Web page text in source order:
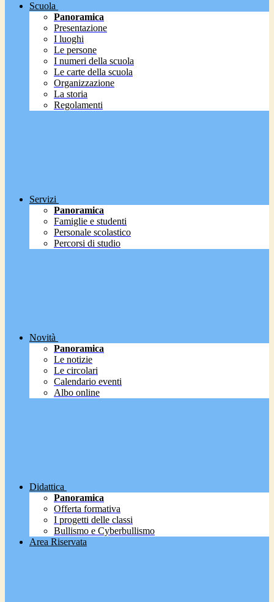
Scuola
Panoramica
Presentazione
I luoghi
Le persone
I numeri della scuola
Le carte della scuola
Organizzazione
La storia
Regolamenti
Servizi
Panoramica
Famiglie e studenti
Personale scolastico
Percorsi di studio
Novità
Panoramica
Le notizie
Le circolari
Calendario eventi
Albo online
Didattica
Panoramica
Offerta formativa
I progetti delle classi
Bullismo e Cyberbullismo
Area Riservata